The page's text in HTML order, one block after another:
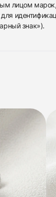
лицом
знак»).